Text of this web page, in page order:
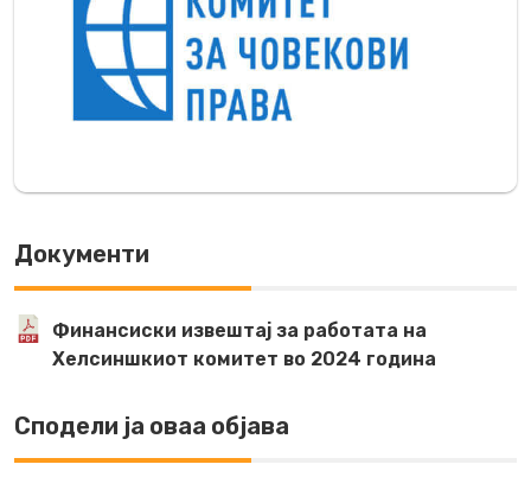
Документи
Финансиски извештај за работата на
Хелсиншкиот комитет во 2024 година
Сподели ја оваа објава